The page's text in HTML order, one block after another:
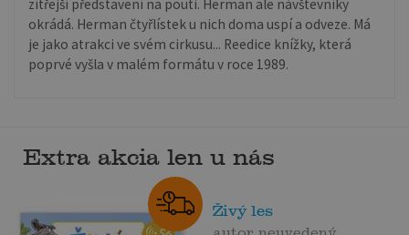
zítřejší představení na pouti. Herman ale návštevníky
okrádá. Herman čtyřlístek u nich doma uspí a odveze. Má
je jako atrakci ve svém cirkusu... Reedice knížky, která
poprvé vyšla v malém formátu v roce 1989.
Extra akcia len u nás
Živý les
autor neuvedený